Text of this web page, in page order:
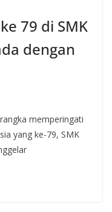
79 di SMK
dengan
memperingati
yang ke-79, SMK